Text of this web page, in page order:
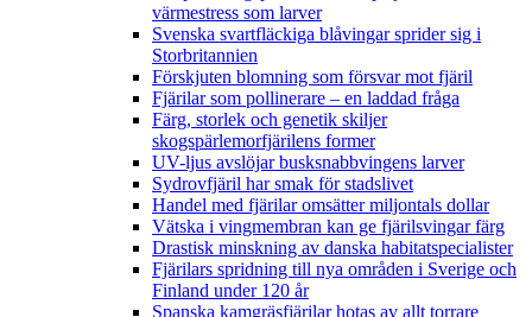
värmestress som larver
Svenska svartfläckiga blåvingar sprider sig i
Storbritannien
Förskjuten blomning som försvar mot fjäril
Fjärilar som pollinerare – en laddad fråga
Färg, storlek och genetik skiljer
skogspärlemorfjärilens former
UV-ljus avslöjar busksnabbvingens larver
Sydrovfjäril har smak för stadslivet
Handel med fjärilar omsätter miljontals dollar
Vätska i vingmembran kan ge fjärilsvingar färg
Drastisk minskning av danska habitatspecialister
Fjärilars spridning till nya områden i Sverige och
Finland under 120 år
Spanska kamgräsfjärilar hotas av allt torrare